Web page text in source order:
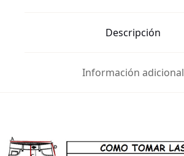
Descripción
Información adicional